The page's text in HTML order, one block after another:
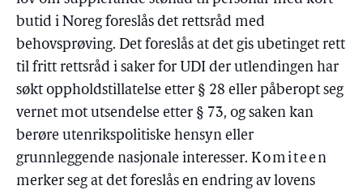
butid i Noreg foreslås det rettsråd med
behovsprøving. Det foreslås at det gis ubetinget rett
til fritt rettsråd i saker for UDI der utlendingen har
søkt oppholdstillatelse etter § 28 eller påberopt seg
vernet mot utsendelse etter § 73, og saken kan
berøre utenrikspolitiske hensyn eller
grunnleggende nasjonale interesser. Komiteen
merker seg at det foreslås en endring av lovens